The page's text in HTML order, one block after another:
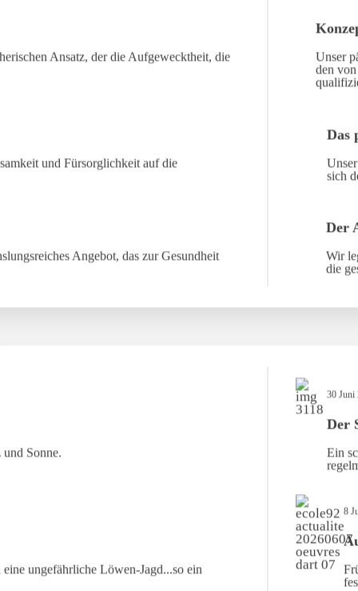
Ansatz, der die Aufgewecktheit, die
Unser
den
und Fürsorglichkeit auf die
Das
sich
Angebot, das zur Gesundheit
Der
Wir
die
Sonne.
30 Juni
Der
Ein
ungefährliche Löwen-Jagd...so ein
8